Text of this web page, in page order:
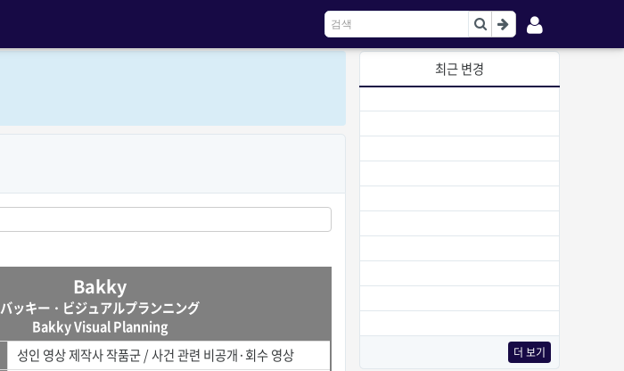
최근 변경
더 보기
Bakky
バッキー・ビジュアルプランニング
Bakky Visual Planning
성인 영상 제작사 작품군 / 사건 관련 비공개·회수 영상